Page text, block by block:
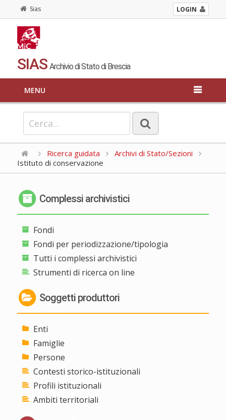
Sias LOGIN
SIAS Archivio di Stato di Brescia
MENU
Ricerca guidata
Archivi di Stato/Sezioni
Istituto di conservazione
Complessi archivistici
Fondi
Fondi per periodizzazione/tipologia
Tutti i complessi archivistici
Strumenti di ricerca on line
Soggetti produttori
Enti
Famiglie
Persone
Contesti storico-istituzionali
Profili istituzionali
Ambiti territoriali